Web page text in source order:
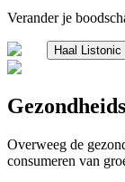
Verander je
Haal Listonic
Overweeg de
consumeren van